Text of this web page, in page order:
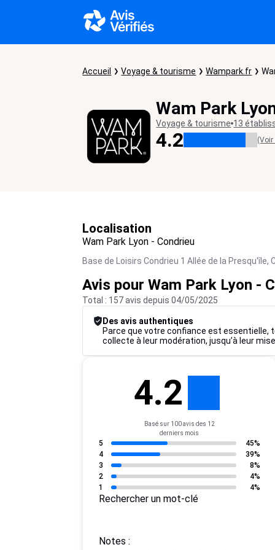
Accueil Voyage & tourisme Wampark.fr
Wam Park
Voyage & tourisme 13
4.2 (Voir
Localisation
Wam Park Lyon - Condrieu
Base de Loisirs Condrieu 1 Allée de la Presqu'île,
Avis pour Wam Park Lyon -
Total : 157 avis depuis 04/05/2025
Des avis authentiques
Parce que votre confiance est essentielle,
collecte à leur modération, jusqu’à leur
4.2
Basé sur 100 avis des 12
derniers mois
5
45%
4
39%
3
8%
2
4%
1
4%
Rechercher un mot-clé
Notes :